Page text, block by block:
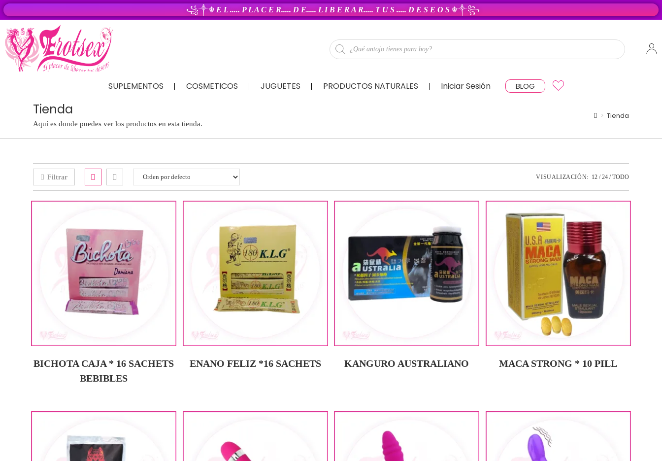
꧁༒☬ E L ..... P L A C E R..... D E..... L I B E R A R..... T U S ..... D E S E O S ☬༒꧂
SUPLEMENTOS COSMETICOS JUGUETES PRODUCTOS NATURALES Iniciar Sesión BLOG
Tienda
Aquí es donde puedes ver los productos en esta tienda.
> Tienda
Filtrar VISUALIZACIÓN: 12 24 TODO
BICHOTA CAJA * 16 SACHETS
BEBIBLES
ENANO FELIZ *16 SACHETS KANGURO AUSTRALIANO MACA STRONG * 10 PILL